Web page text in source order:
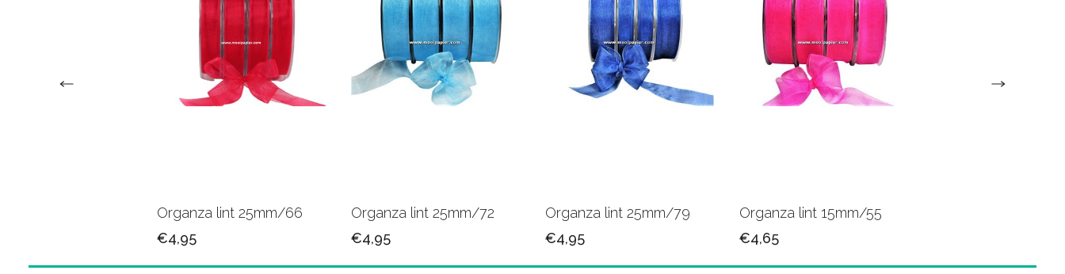
Organza lint 25mm/66
€4,95
Organza lint 25mm/72
€4,95
Organza lint 25mm/79
€4,95
Organza lint 15mm/55
€4,65